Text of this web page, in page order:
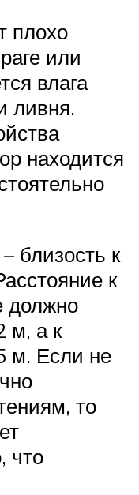
плохо
или
влага
ливня.
находится
близость к
к
должно
м, а к
м. Если не
то
что